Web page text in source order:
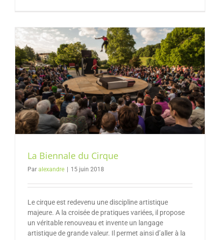
La Biennale du Cirque
Par alexandre 15 juin 2018
Le cirque est redevenu une discipline artistique
majeure. A la croisée de pratiques variées, il propose
un véritable renouveau et invente un langage
artistique de grande valeur. Il permet ainsi d’aller à la